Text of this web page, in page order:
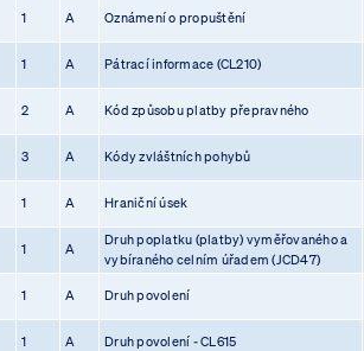
1 A Oznámení o propuštění
1 A Pátrací informace (CL210)
2 A Kód způsobu platby přepravného
3 A Kódy zvláštních pohybů
1 A Hraniční úsek
1 A
Druh poplatku (platby) vyměřovaného a
vybíraného celním úřadem (JCD47)
1 A Druh povolení
1 A Druh povolení - CL615